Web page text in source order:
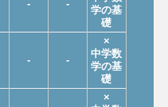
- -
学の基
礎
- -
×
中学数
学の基
礎
×